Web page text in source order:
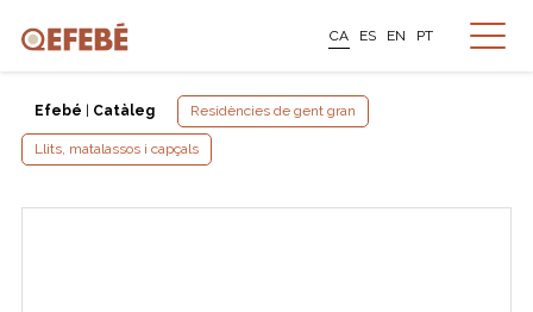
CA ES EN PT
Efebé Catàleg Residències de gent gran
Llits, matalassos i capçals